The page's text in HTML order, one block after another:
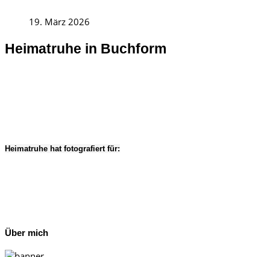
19. März 2026
Heimatruhe in Buchform
Heimatruhe hat fotografiert für:
Über mich